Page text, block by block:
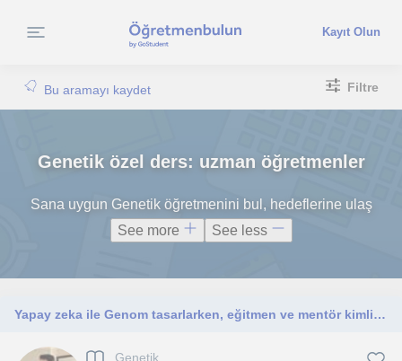
Kayıt Olun
Bu aramayı kaydet Filtre
Genetik özel ders: uzman öğretmenler
Sana uygun Genetik öğretmenini bul, hedeflerine ulaş
See more
See less
Yapay zeka ile Genom tasarlarken, eğitmen ve mentör kimliğimle geleceğe yön veriyorum.
Genetik